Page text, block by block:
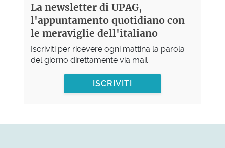
La newsletter di UPAG,
l'appuntamento quotidiano con
le meraviglie dell'italiano
Iscriviti per ricevere ogni mattina la parola
del giorno direttamente via mail
ISCRIVITI